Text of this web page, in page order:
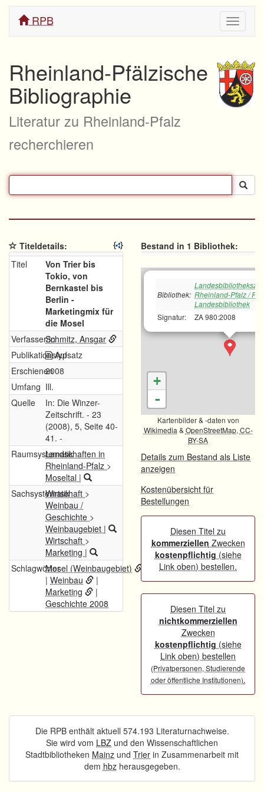
ein/
RPB
Rheinland-Pfälzische
Bibliographie
Literatur zu Rheinland-Pfalz
recherchieren
Titeldetails:
Titel
Von Trier bis
Tokio, von
Bernkastel bis
Berlin -
Marketingmix für
die Mosel
Verfasser/inSchmitz, Ansgar
PublikationstypAufsatz
Erschienen2008
Umfang Ill.
Quelle
In: Die Winzer-
Zeitschrift. - 23
(2008), 5, Seite 40-
41. -
RaumsystematikLandschaften in
Rheinland-Pfalz >
Moseltal |
Sachsystematik
Wirtschaft >
Weinbau /
Geschichte >
Weinbaugebiet |
Wirtschaft >
Marketing |
SchlagwörterMosel (Weinbaugebiet)
| Weinbau
|
Marketing
|
Geschichte 2008
Bestand in 1 Bibliothek:
Bibliothek: Rheinland-Pfalz /
Landesbibliothek
Signatur:
ZA 980:2008
+
-
Kartenbilder & -daten von
Wikimedia & OpenStreetMap, CC-
BY-SA
Details zum Bestand als Liste
anzeigen
Kostenübersicht für
Bestellungen
Diesen Titel zu
kommerziellen Zwecken
kostenpflichtig (siehe
Link oben) bestellen.
Diesen Titel zu
nichtkommerziellen
Zwecken
kostenpflichtig (siehe
Link oben) bestellen
(Privatpersonen, Studierende
oder öffentliche Institutionen).
Die RPB enthält aktuell 574.193 Literaturnachweise.
Sie wird vom LBZ und den Wissenschaftlichen
Stadtbibliotheken Mainz und Trier in Zusammenarbeit mit
dem hbzherausgegeben.